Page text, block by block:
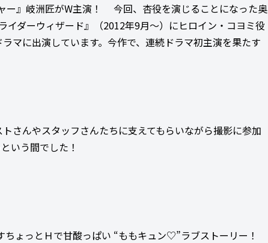
ー』岐洲匠がW主演！ 今回、杏役を演じることになった奥
ダーウィザード』（2012年9月～）にヒロイン・コヨミ役
マに出演しています。今作で、連続ドラマ初主演を果たす
さんやスタッフさんたちに支えてもらいながら撮影に参加
いう間でした！
ょっとＨで甘酸っぱい “ももキュン♡”ラブストーリー！